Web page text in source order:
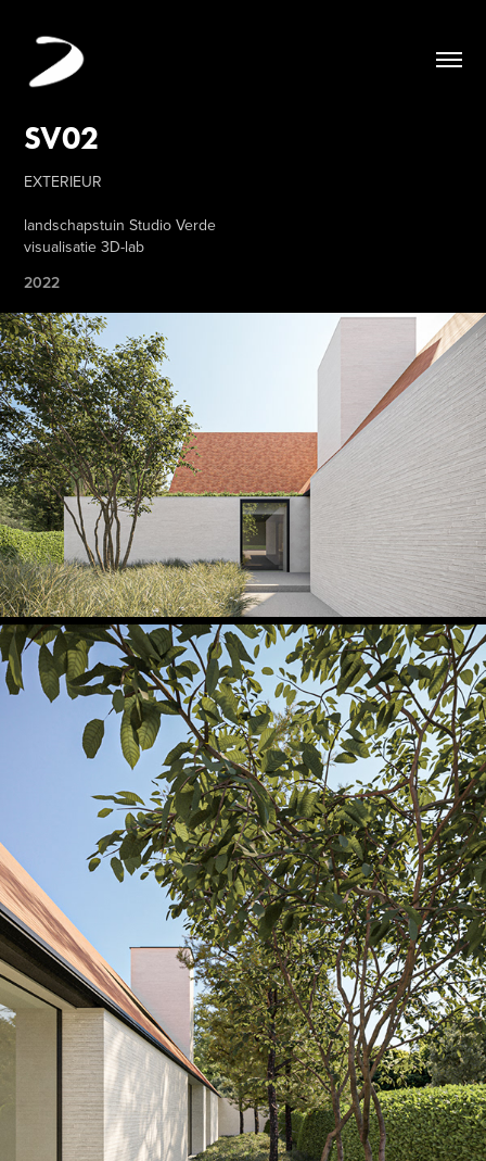
SV02
EXTERIEUR
landschapstuin Studio Verde
visualisatie 3D-lab
2022